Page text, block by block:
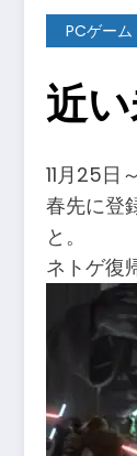
PCゲーム
近
11月25日
春先に登
と。
ネトゲ復